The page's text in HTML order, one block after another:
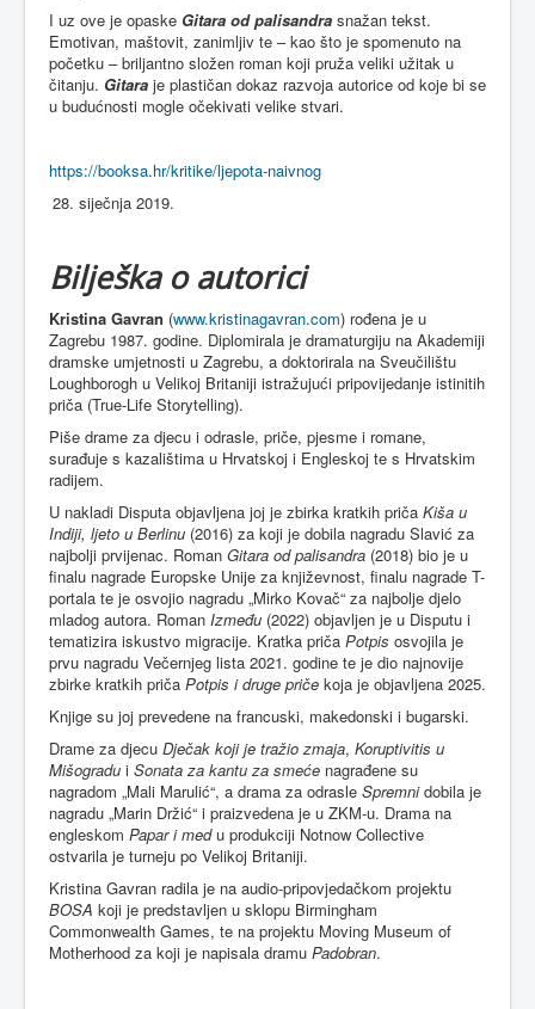
I uz ove je opaske Gitara od palisandra snažan tekst.
Emotivan, maštovit, zanimljiv te – kao što je spomenuto na
početku – briljantno složen roman koji pruža veliki užitak u
čitanju. Gitara je plastičan dokaz razvoja autorice od koje bi se
u budućnosti mogle očekivati velike stvari.
https://booksa.hr/kritike/ljepota-naivnog
siječnja 2019.
Bilješka o autorici
Kristina Gavran (www.kristinagavran.com) rođena je u
Zagrebu 1987. godine. Diplomirala je dramaturgiju na Akademiji
dramske umjetnosti u Zagrebu, a doktorirala na Sveučilištu
Loughborogh u Velikoj Britaniji istražujući pripovijedanje istinitih
priča (True-Life Storytelling).
Piše drame za djecu i odrasle, priče, pjesme i romane,
surađuje s kazalištima u Hrvatskoj i Engleskoj te s Hrvatskim
radijem.
U nakladi Disputa objavljena joj je zbirka kratkih priča Kiša u
Indiji, ljeto u Berlinu (2016) za koji je dobila nagradu Slavić za
najbolji prvijenac. Roman Gitara od palisandra (2018) bio je u
finalu nagrade Europske Unije za književnost, finalu nagrade T-
portala te je osvojio nagradu „Mirko Kovač“ za najbolje djelo
mladog autora. Roman Između (2022) objavljen je u Disputu i
tematizira iskustvo migracije. Kratka priča Potpis osvojila je
prvu nagradu Večernjeg lista 2021. godine te je dio najnovije
zbirke kratkih priča Potpis i druge priče koja je objavljena 2025.
Knjige su joj prevedene na francuski, makedonski i bugarski.
Drame za djecu Dječak koji je tražio zmaja, Koruptivitis u
Mišogradu i Sonata za kantu za smeće nagrađene su
nagradom „Mali Marulić“, a drama za odrasle Spremnidobila je
nagradu „Marin Držić“ i praizvedena je u ZKM-u. Drama na
engleskom Papar i medu produkciji Notnow Collective
ostvarila je turneju po Velikoj Britaniji.
Kristina Gavran radila je na audio-pripovjedačkom projektu
BOSA koji je predstavljen u sklopu Birmingham
Commonwealth Games, te na projektu Moving Museum of
Motherhood za koji je napisala dramu Padobran.